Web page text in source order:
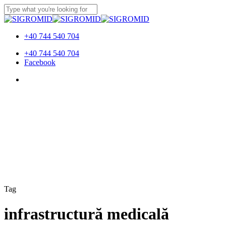
Skip
to
content
Close
+40 744 540 704
Menu
+40 744 540 704
Facebook
Tag
infrastructură medicală